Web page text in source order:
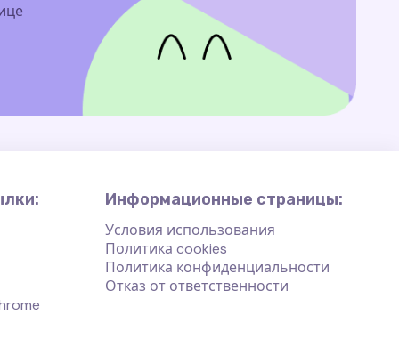
Информационные страницы:
Условия использования
Политика cookies
Политика конфиденциальности
Отказ от ответственности